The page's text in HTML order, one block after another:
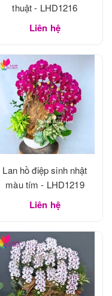
thuật - LHD1216
Liên hệ
Lan hồ điệp sinh nhật
màu tím - LHD1219
Liên hệ